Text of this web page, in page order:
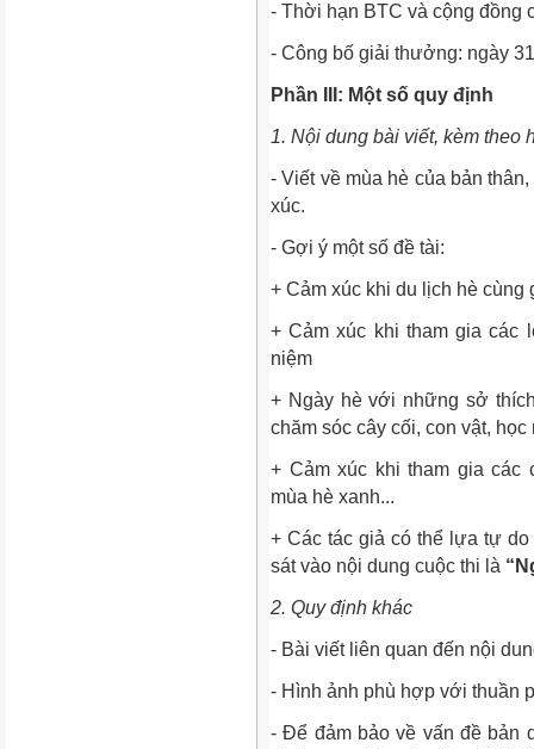
- Thời hạn BTC và cộng đồng
- Công bố giải thưởng: ngày
Phần III: Một số quy định
1. Nội dung bài viết, kèm theo
- Viết về mùa hè của bản
xúc.
- Gợi ý một số đề tài:
+ Cảm xúc khi du lịch hè cùng
+ Cảm xúc khi tham gia các
niệm
+ Ngày hè với những sở
chăm sóc cây cối, con vật, học
+ Cảm xúc khi tham gia các
mùa hè xanh...
+ Các tác giả có thể lựa tự
sát vào nội dung cuộc thi là
2. Quy định khác
- Bài viết liên quan đến nội
- Hình ảnh phù hợp với thuần
- Để đảm bảo về vấn đề bản